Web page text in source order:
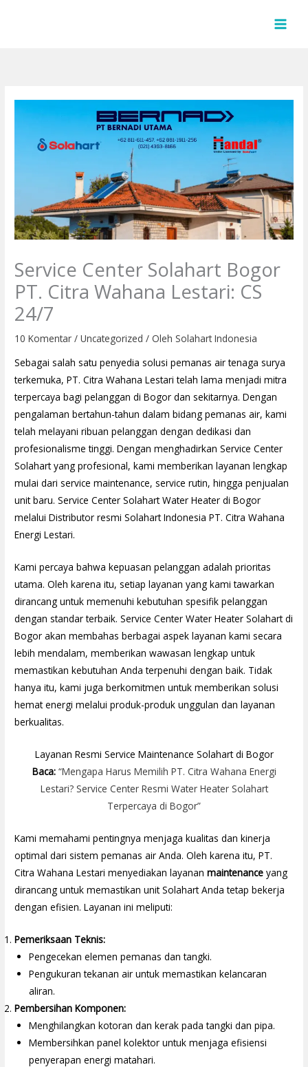
Service Center Solahart Bogor
PT. Citra Wahana Lestari: CS
24/7
10 Komentar /Uncategorized / Oleh Solahart Indonesia
Sebagai salah satu penyedia solusi pemanas air tenaga surya
terkemuka, PT. Citra Wahana Lestari telah lama menjadi mitra
terpercaya bagi pelanggan di Bogor dan sekitarnya. Dengan
pengalaman bertahun-tahun dalam bidang pemanas air, kami
telah melayani ribuan pelanggan dengan dedikasi dan
profesionalisme tinggi. Dengan menghadirkan Service Center
Solahart yang profesional, kami memberikan layanan lengkap
mulai dari service maintenance, service rutin, hingga penjualan
unit baru. Service Center Solahart Water Heater di Bogor
melalui Distributor resmi Solahart Indonesia PT. Citra Wahana
Energi Lestari.
Kami percaya bahwa kepuasan pelanggan adalah prioritas
utama. Oleh karena itu, setiap layanan yang kami tawarkan
dirancang untuk memenuhi kebutuhan spesifik pelanggan
dengan standar terbaik. Service Center Water Heater Solahart di
Bogor akan membahas berbagai aspek layanan kami secara
lebih mendalam, memberikan wawasan lengkap untuk
memastikan kebutuhan Anda terpenuhi dengan baik. Tidak
hanya itu, kami juga berkomitmen untuk memberikan solusi
hemat energi melalui produk-produk unggulan dan layanan
berkualitas.
Layanan Resmi Service Maintenance Solahart di Bogor
Baca: “Mengapa Harus Memilih PT. Citra Wahana Energi
Lestari? Service Center Resmi Water Heater Solahart
Terpercaya di Bogor”
Kami memahami pentingnya menjaga kualitas dan kinerja
optimal dari sistem pemanas air Anda. Oleh karena itu, PT.
Citra Wahana Lestari menyediakan layananmaintenance yang
dirancang untuk memastikan unit Solahart Anda tetap bekerja
dengan efisien. Layanan ini meliputi:
Pemeriksaan Teknis:
Pengecekan elemen pemanas dan tangki.
Pengukuran tekanan air untuk memastikan kelancaran
aliran.
Pembersihan Komponen:
Menghilangkan kotoran dan kerak pada tangki dan pipa.
Membersihkan panel kolektor untuk menjaga efisiensi
penyerapan energi matahari.